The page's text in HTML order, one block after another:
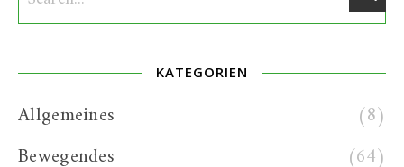
KATEGORIEN
Allgemeines
(8)
Bewegendes
(64)